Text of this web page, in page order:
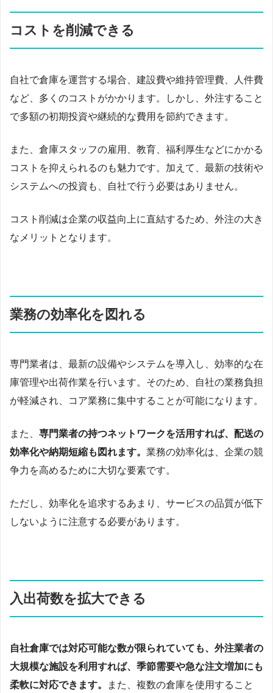
コストを削減できる
自社で倉庫を運営する場合、建設費や維持管理費、人件費
など、多くのコストがかかります。しかし、外注すること
で多額の初期投資や継続的な費用を節約できます。
また、倉庫スタッフの雇用、教育、福利厚生などにかかる
コストを抑えられるのも魅力です。加えて、最新の技術や
システムへの投資も、自社で行う必要はありません。
コスト削減は企業の収益向上に直結するため、外注の大き
なメリットとなります。
業務の効率化を図れる
専門業者は、最新の設備やシステムを導入し、効率的な在
庫管理や出荷作業を行います。そのため、自社の業務負担
が軽減され、コア業務に集中することが可能になります。
また、 専門業者の持つネットワークを活用すれば、配送の
効率化や納期短縮も図れます。 業務の効率化は、企業の競
争力を高めるために大切な要素です。
ただし、効率化を追求するあまり、サービスの品質が低下
しないように注意する必要があります。
入出荷数を拡大できる
自社倉庫では対応可能な数が限られていても、外注業者の
大規模な施設を利用すれば、季節需要や急な注文増加にも
柔軟に対応できます。
また、複数の倉庫を使用すること